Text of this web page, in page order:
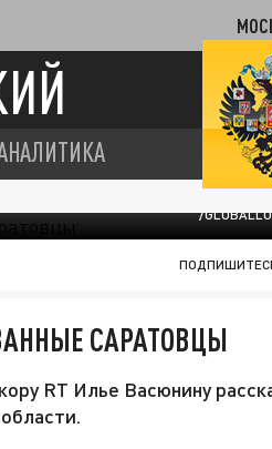
/
САРАТОВЦЫ
RT Илье Васюнину